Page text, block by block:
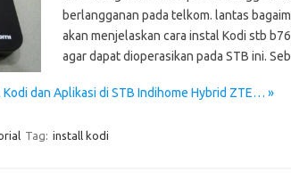
berlangganan pada telkom. lantas
akan menjelaskan cara instal Kodi stb
agar dapat dioperasikan pada STB ini.
Kodi dan Aplikasi di STB Indihome Hybrid ZTE… »
Tag: install kodi